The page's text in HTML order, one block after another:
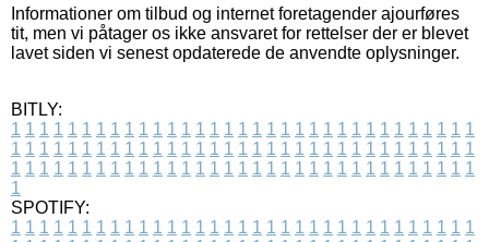
Informationer om tilbud og internet foretagender ajourføres
tit, men vi påtager os ikke ansvaret for rettelser der er blevet
lavet siden vi senest opdaterede de anvendte oplysninger.
BITLY:
1 1 1 1 1 1 1 1 1 1 1 1 1 1 1 1 1 1 1 1 1 1 1 1 1 1 1 1 1 1 1 1 1
1 1 1 1 1 1 1 1 1 1 1 1 1 1 1 1 1 1 1 1 1 1 1 1 1 1 1 1 1 1 1 1 1
1 1 1 1 1 1 1 1 1 1 1 1 1 1 1 1 1 1 1 1 1 1 1 1 1 1 1 1 1 1 1 1 1
1
SPOTIFY:
1 1 1 1 1 1 1 1 1 1 1 1 1 1 1 1 1 1 1 1 1 1 1 1 1 1 1 1 1 1 1 1 1